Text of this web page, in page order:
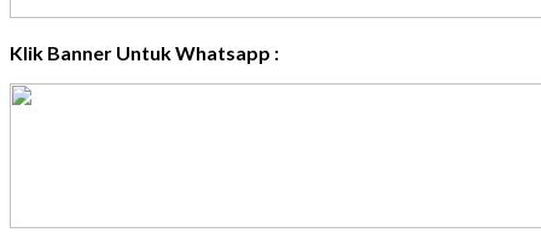
Klik Banner Untuk Whatsapp :